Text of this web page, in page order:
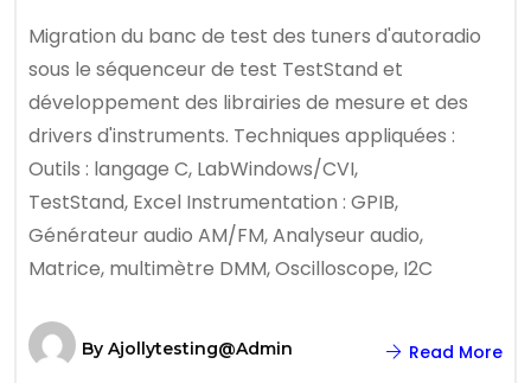
Migration du banc de test des tuners d'autoradio
sous le séquenceur de test TestStand et
développement des librairies de mesure et des
drivers d'instruments. Techniques appliquées :
Outils : langage C, LabWindows/CVI,
TestStand, Excel Instrumentation : GPIB,
Générateur audio AM/FM, Analyseur audio,
Matrice, multimètre DMM, Oscilloscope, I2C
By Ajollytesting@admin Read More